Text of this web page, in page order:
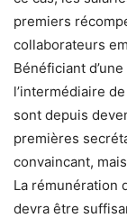
premiers
collaborateurs
Bénéficiant
l’intermédiaire
sont depuis
premières
convaincant,
La rémunération
devra être